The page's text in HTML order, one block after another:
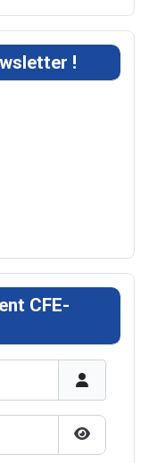
!
CFE-
Afficher